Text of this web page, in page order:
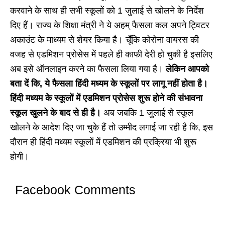
करवाने के साथ ही सभी स्कूलों को 1 जुलाई से खोलने के निर्देश
दिए हैं। राज्य के शिक्षा मंत्री ने ये अहम् फैसला कल अपने ट्विटर
अकाउंट के माध्यम से शेयर किया है। चूँकि कोरोना वायरस की
वजह से एडमिशन प्रोसेस में पहले ही काफी देरी हो चुकी है इसलिए
अब इसे ऑनलाइन करने का फैसला लिया गया है।लेकिन आपको
बता दें कि, ये फैसला हिंदी मध्यम के स्कूलों पर लागू नहीं होता है।
हिंदी मध्यम के स्कूलों में एडमिशन प्रोसेस शुरू होने की संभावना
स्कूल खुलने के बाद से ही है। अब जबकि 1 जुलाई से स्कूल
खोलने के आदेश दिए जा चुके हैं तो उम्मीद लगाई जा रही है कि, इस
दौरान ही हिंदी मध्यम स्कूलों में एडमिशन की प्रक्रिया भी शुरू
होगी।
Facebook Comments